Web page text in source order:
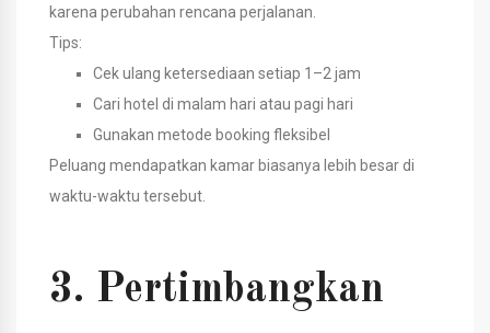
karena perubahan rencana perjalanan.
Tips:
Cek ulang ketersediaan setiap 1–2 jam
Cari hotel di malam hari atau pagi hari
Gunakan metode booking fleksibel
Peluang mendapatkan kamar biasanya lebih besar di
waktu-waktu tersebut.
3. Pertimbangkan